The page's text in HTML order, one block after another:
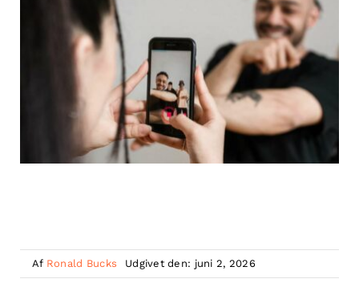
Af Ronald Bucks Udgivet den: juni 2, 2026